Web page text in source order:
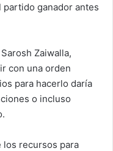
ganador antes
Zaiwalla,
con una orden
para hacerlo daría
o incluso
los recursos para